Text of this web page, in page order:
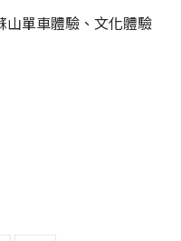
山單車體驗、文化體驗